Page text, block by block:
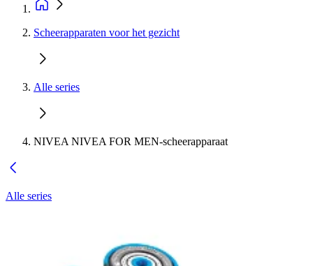
Scheerapparaten voor het gezicht
Alle series
NIVEA NIVEA FOR MEN-scheerapparaat
Alle series